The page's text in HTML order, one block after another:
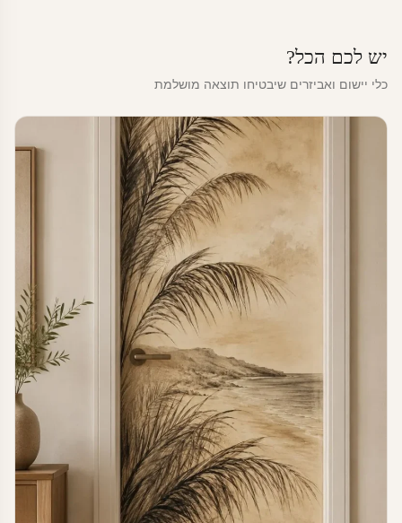
יש לכם הכל?
כלי יישום ואביזרים שיבטיחו תוצאה מושלמת